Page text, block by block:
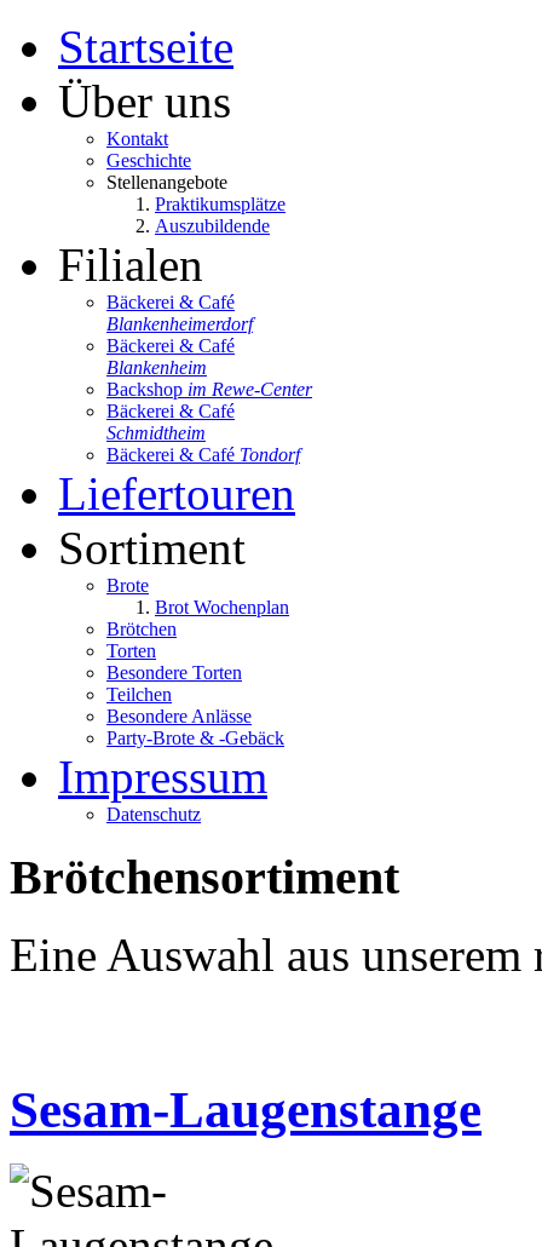
Startseite
Über uns
Kontakt
Geschichte
Stellenangebote
Praktikumsplätze
Auszubildende
Filialen
Bäckerei & Café
Blankenheimerdorf
Bäckerei & Café
Blankenheim
Backshop im Rewe-Center
Bäckerei & Café
Schmidtheim
Bäckerei & Café Tondorf
Liefertouren
Sortiment
Brote
Brot Wochenplan
Brötchen
Torten
Besondere Torten
Teilchen
Besondere Anlässe
Party-Brote & -Gebäck
Impressum
Datenschutz
Brötchensortiment
Eine Auswahl aus
Sesam-Laugenstange